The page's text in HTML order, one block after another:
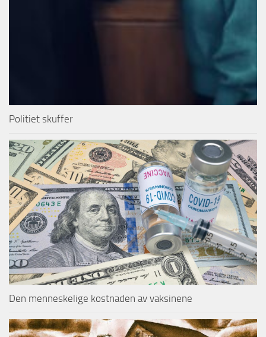
Politiet skuffer
Den menneskelige kostnaden av vaksinene